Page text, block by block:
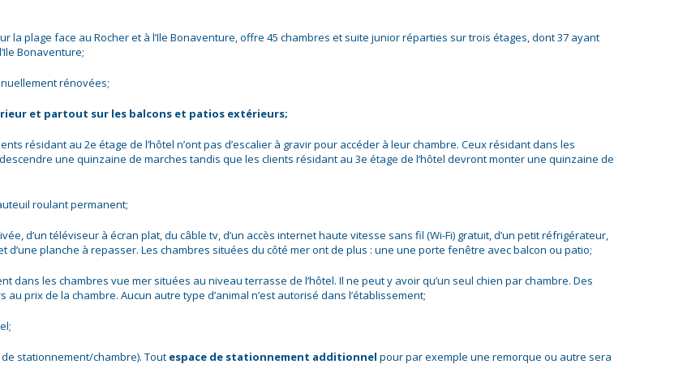
la plage face au Rocher et à l’Ile Bonaventure, offre 45 chambres et suite junior réparties sur trois étages, dont 37 ayant
Bonaventure;
rénovées;
et partout sur les balcons et patios extérieurs;
résidant au 2e étage de l’hôtel n’ont pas d’escalier à gravir pour accéder à leur chambre. Ceux résidant dans les
une quinzaine de marches tandis que les clients résidant au 3e étage de l’hôtel devront monter une quinzaine de
roulant permanent;
d’un téléviseur à écran plat, du câble tv, d’un accès internet haute vitesse sans fil (Wi-Fi) gratuit, d’un petit réfrigérateur,
d’une planche à repasser. Les chambres situées du côté mer ont de plus : une une porte fenêtre avec balcon ou patio;
dans les chambres vue mer situées au niveau terrasse de l’hôtel. Il ne peut y avoir qu’un seul chien par chambre. Des
au prix de la chambre. Aucun autre type d’animal n’est autorisé dans l’établissement;
stationnement/chambre). Tout espace de stationnement additionnel pour par exemple une remorque ou autre sera